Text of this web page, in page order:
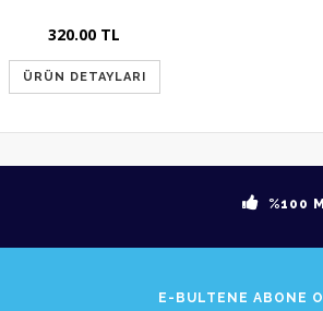
320.00 TL
ÜRÜN DETAYLARI
%100
E-BÜLTENE ABONE